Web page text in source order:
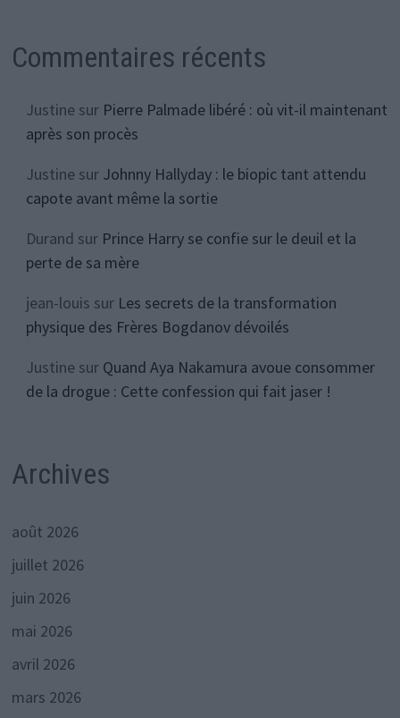
Commentaires récents
Justinesur Pierre Palmade libéré : où vit-il maintenant
après son procès
Justinesur Johnny Hallyday : le biopic tant attendu
capote avant même la sortie
Durand sur Prince Harry se confie sur le deuil et la
perte de sa mère
jean-louis sur Les secrets de la transformation
physique des Frères Bogdanov dévoilés
Justinesur Quand Aya Nakamura avoue consommer
de la drogue : Cette confession qui fait jaser !
Archives
août 2026
juillet 2026
juin 2026
mai 2026
avril 2026
mars 2026